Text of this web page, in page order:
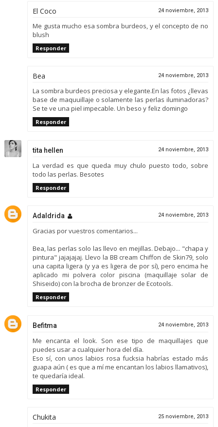
El Coco 24 noviembre, 2013
Me gusta mucho esa sombra burdeos, y el concepto de no
blush
Responder
Bea 24 noviembre, 2013
La sombra burdeos preciosa y elegante.En las fotos ¿llevas
base de maquuillaje o solamente las perlas iluminadoras?
Se te ve una piel impecable. Un beso y feliz domingo
Responder
tita hellen 24 noviembre, 2013
La verdad es que queda muy chulo puesto todo, sobre
todo las perlas. Besotes
Responder
Adaldrida 24 noviembre, 2013
Gracias por vuestros comentarios...
Bea, las perlas solo las llevo en mejillas. Debajo... "chapa y
pintura" jajajajaj. Llevo la BB cream Chiffon de Skin79, solo
una capita ligera (y ya es ligera de por sí), pero encima he
aplicado mi polvera color piscina (maquillaje solar de
Shiseido) con la brocha de bronzer de Ecotools.
Responder
Befitma 24 noviembre, 2013
Me encanta el look. Son ese tipo de maquillajes que
puedes usar a cualquier hora del día.
Eso sí, con unos labios rosa fucksia habrías estado más
guapa aún ( es que a mí me encantan los labios llamativos),
te quedaría ideal.
Responder
Chukita 25 noviembre, 2013